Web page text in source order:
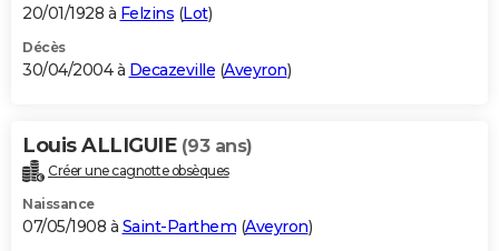
20/01/1928 à Felzins (Lot)
Décès
30/04/2004 à Decazeville (Aveyron)
Louis ALLIGUIE (93 ans)
Créer une cagnotte obsèques
Naissance
07/05/1908 à Saint-Parthem (Aveyron)